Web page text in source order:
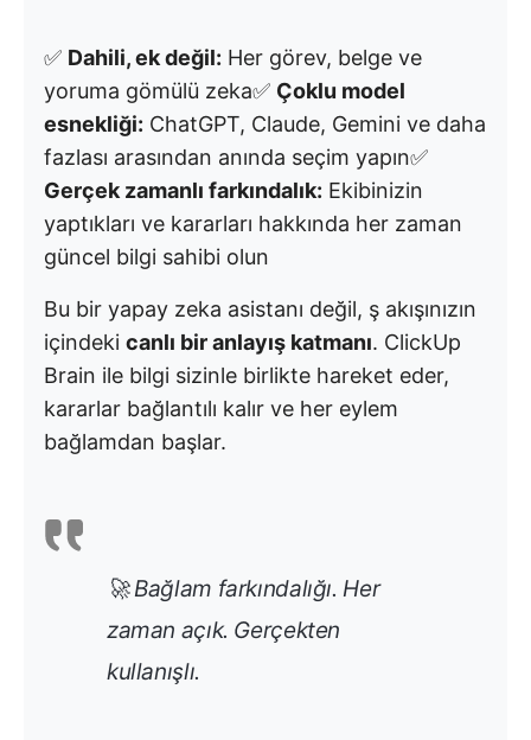
✅ Dahili, ek değil: Her görev, belge ve
yoruma gömülü zeka✅ Çoklu model
esnekliği: ChatGPT, Claude, Gemini ve daha
fazlası arasından anında seçim yapın✅
Gerçek zamanlı farkındalık: Ekibinizin
yaptıkları ve kararları hakkında her zaman
güncel bilgi sahibi olun
Bu bir yapay zeka asistanı değil, ş akışınızın
içindeki canlı bir anlayış katmanı. ClickUp
Brain ile bilgi sizinle birlikte hareket eder,
kararlar bağlantılı kalır ve her eylem
bağlamdan başlar.
🚀Bağlam farkındalığı. Her
zaman açık. Gerçekten
kullanışlı.